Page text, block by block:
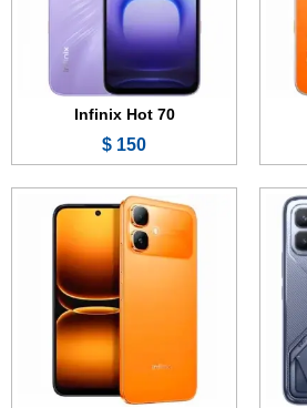
Infinix Hot 70
150 $
المعالج:Mediatek Helio G81 Ultimate
البطارية والشحن السريع:5200 مللي أمبير - 15 واط
عرض الموصفات ←
الشاشة:6.78 بوصة - 144 هرتز - AMOLED
الذاكرة:256 جيجابايت
البطارية والشحن السريع:6500 مللي أمبير - 90 واط
عرض الموصفات ←